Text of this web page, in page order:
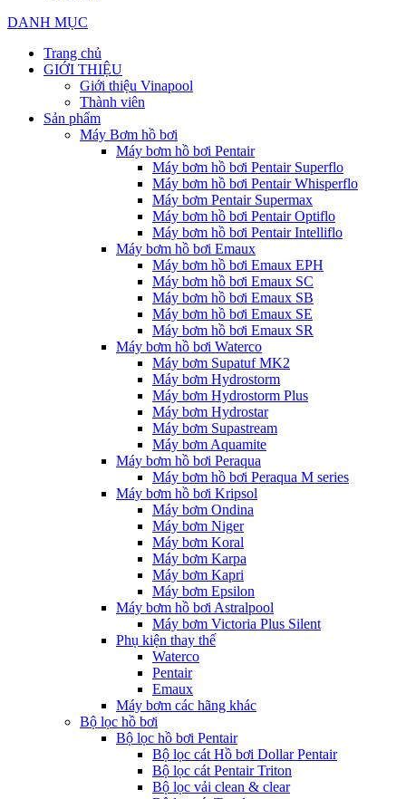
DANH MỤC
Trang chủ
GIỚI THIỆU
Giới thiệu Vinapool
Thành viên
Sản phẩm
Máy Bơm hồ bơi
Máy bơm hồ bơi Pentair
Máy bơm hồ bơi Pentair Superflo
Máy bơm hồ bơi Pentair Whisperflo
Máy bơm Pentair Supermax
Máy bơm hồ bơi Pentair Optiflo
Máy bơm hồ bơi Pentair Intelliflo
Máy bơm hồ bơi Emaux
Máy bơm hồ bơi Emaux EPH
Máy bơm hồ bơi Emaux SC
Máy bơm hồ bơi Emaux SB
Máy bơm hồ bơi Emaux SE
Máy bơm hồ bơi Emaux SR
Máy bơm hồ bơi Waterco
Máy bơm Supatuf MK2
Máy bơm Hydrostorm
Máy bơm Hydrostorm Plus
Máy bơm Hydrostar
Máy bơm Supastream
Máy bơm Aquamite
Máy bơm hồ bơi Peraqua
Máy bơm hồ bơi Peraqua M series
Máy bơm hồ bơi Kripsol
Máy bơm Ondina
Máy bơm Niger
Máy bơm Koral
Máy bơm Karpa
Máy bơm Kapri
Máy bơm Epsilon
Máy bơm hồ bơi Astralpool
Máy bơm Victoria Plus Silent
Phụ kiện thay thế
Waterco
Pentair
Emaux
Máy bơm các hãng khác
Bộ lọc hồ bơi
Bộ lọc hồ bơi Pentair
Bộ lọc cát Hồ bơi Dollar Pentair
Bộ lọc cát Pentair Triton
Bộ lọc vải clean & clear